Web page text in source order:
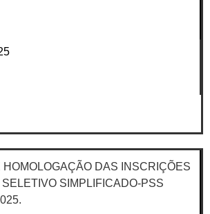
HOMOLOGAÇÃO DAS INSCRIÇÕES
SIMPLIFICADO-PSS